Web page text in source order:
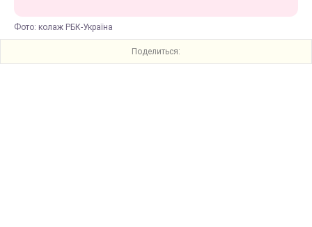
Фото: колаж РБК-Україна
Поделиться: